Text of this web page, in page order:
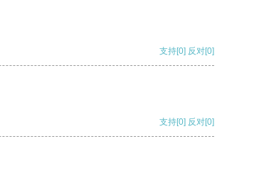
支持[0] 反对[0]
支持[0] 反对[0]